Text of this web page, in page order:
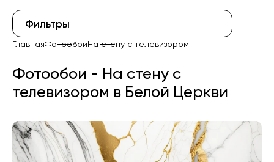
Фильтры
ГлавнаяФотообоиНа стену с телевизором
Фотообои - На стену с
телевизором в Белой Церкви